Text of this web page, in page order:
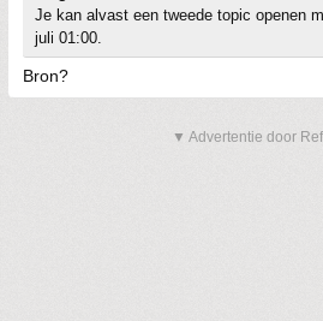
Je kan alvast een tweede topic openen
juli 01:00.
Bron?
▼ Advertentie door